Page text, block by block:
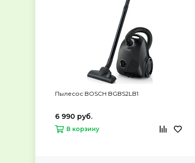
Пылесос BOSCH BGBS2LB1
6 990 руб.
В корзину